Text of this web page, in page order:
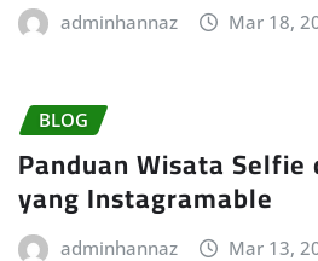
adminhannaz Mar 18,
BLOG
Panduan Wisata Selfie
yang Instagramable
adminhannaz Mar 13,